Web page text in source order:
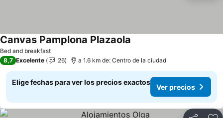
Bed and breakfast
Canvas Pamplona Plazaola
8,7 Excelente 26 a 1.6 km de: Centro de la ciudad
Elige fechas para ver los precios exactos
Ver precios